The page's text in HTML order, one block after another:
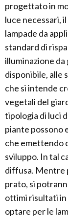
progettato in
luce necessari,
lampade da
standard di
illuminazione
disponibile, alle
che si intende
vegetali del
tipologia di luci
piante possono
che emettendo
sviluppo. In tal
diffusa. Mentre
prato, si
ottimi risultati
optare per le